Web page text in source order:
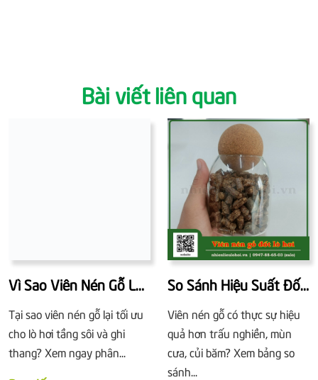
Bài viết liên quan
Vì Sao Viên Nén Gỗ Là
Lựa Chọn Tối Ưu Cho
Lò Hơi Tầng Sôi Và Lò
Ghi Thang?
Tại sao viên nén gỗ lại tối ưu
cho lò hơi tầng sôi và ghi
thang? Xem ngay phân...
So Sánh Hiệu Suất Đốt
Giữa Viên Nén Gỗ Và
Các Loại Biomass Khác
Viên nén gỗ có thực sự hiệu
quả hơn trấu nghiền, mùn
cưa, củi băm? Xem bảng so
sánh...